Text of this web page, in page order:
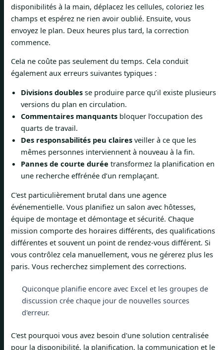
disponibilités à la main, déplacez les cellules, coloriez les
champs et espérez ne rien avoir oublié. Ensuite, vous
envoyez le plan. Deux heures plus tard, la correction
commence.
Cela ne coûte pas seulement du temps. Cela conduit
également aux erreurs suivantes typiques :
Divisions doubles se produire parce qu’il existe plusieurs
versions du plan en circulation.
Commentaires manquants bloquer l’occupation des
quarts de travail.
Des responsabilités peu claires veiller à ce que les
mêmes personnes interviennent à nouveau à la fin.
Pannes de courte durée transformez la planification en
une recherche effrénée d’un remplaçant.
C'est particulièrement brutal dans une agence
événementielle. Vous planifiez un salon avec hôtesses,
équipe de montage et démontage et sécurité. Chaque
mission comporte des horaires différents, des qualifications
différentes et souvent un point de rendez-vous différent. Si
vous contrôlez cela manuellement, vous ne gérerez plus les
paris. Vous recherchez simplement des corrections.
Quiconque planifie encore avec Excel et les groupes de
discussion crée chaque jour de nouvelles sources
d'erreur.
C'est pourquoi vous avez besoin d'une solution centralisée
pour la disponibilité, la planification, la communication et le